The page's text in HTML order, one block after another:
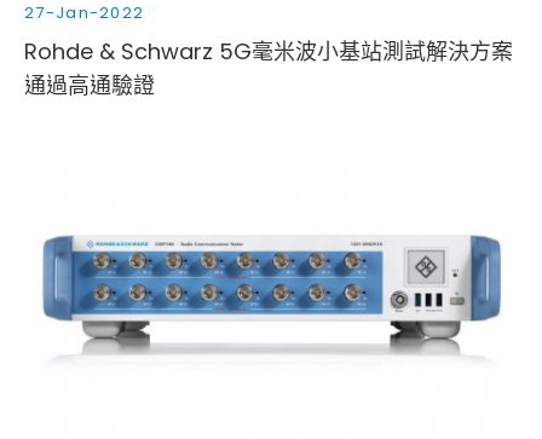
27-Jan-2022
Rohde & Schwarz 5G毫米波小基站測試解決方案
通過高通驗證